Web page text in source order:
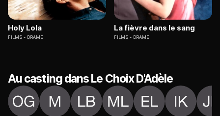
Holy Lola
FILMS DRAME
La fièvre dans le sang
FILMS DRAME
Au casting dans Le Choix D'Adèle